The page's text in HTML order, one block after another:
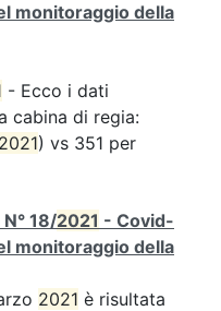
monitoraggio della
- Ecco i dati
cabina di regia:
2021) vs 351 per
18/2021 - Covid-
monitoraggio della
2021 è risultata